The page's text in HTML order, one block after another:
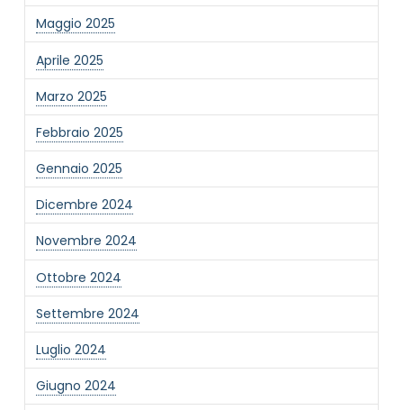
Maggio 2025
Aprile 2025
Marzo 2025
Febbraio 2025
Gennaio 2025
Dicembre 2024
Novembre 2024
Ottobre 2024
Settembre 2024
Luglio 2024
Giugno 2024
NOME STRUTTURA
MAIL REFERENTE
MOTIVO DEL CONTATTO